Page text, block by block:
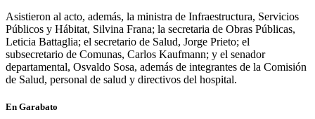
Asistieron al acto, además, la ministra de Infraestructura, Servicios
Públicos y Hábitat, Silvina Frana; la secretaria de Obras Públicas,
Leticia Battaglia; el secretario de Salud, Jorge Prieto; el
subsecretario de Comunas, Carlos Kaufmann; y el senador
departamental, Osvaldo Sosa, además de integrantes de la Comisión
de Salud, personal de salud y directivos del hospital.
En Garabato